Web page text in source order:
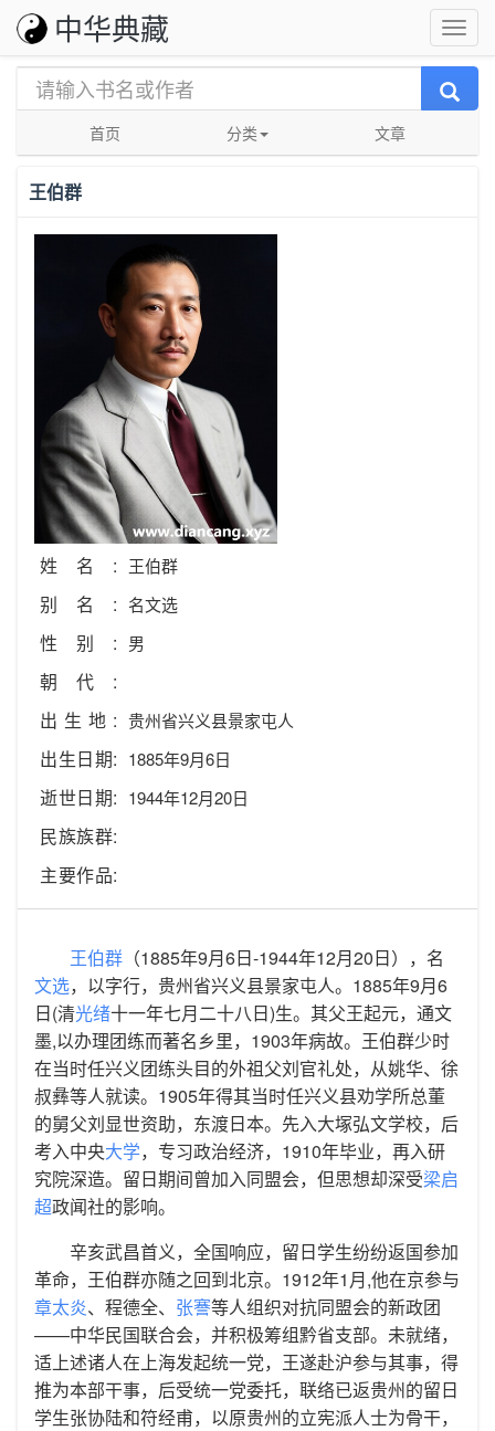
中华典藏
首页 分类 文章
王伯群
姓名: 王伯群
别名: 名文选
性别: 男
朝代:
出生地: 贵州省兴义县景家屯人
出生日期: 1885年9月6日
逝世日期: 1944年12月20日
民族族群:
主要作品:
王伯群 （1885年9月6日-1944年12月20日），名
文选，以字行，贵州省兴义县景家屯人。1885年9月6
日(清光绪十一年七月二十八日)生。其父王起元，通文
墨,以办理团练而著名乡里，1903年病故。王伯群少时
在当时任兴义团练头目的外祖父刘官礼处，从姚华、徐
叔彝等人就读。1905年得其当时任兴义县劝学所总董
的舅父刘显世资助，东渡日本。先入大塚弘文学校，后
考入中央大学，专习政治经济，1910年毕业，再入研
究院深造。留日期间曾加入同盟会，但思想却深受梁启
超政闻社的影响。
辛亥武昌首义，全国响应，留日学生纷纷返国参加
革命，王伯群亦随之回到北京。1912年1月,他在京参与
章太炎、程德全、 张謇等人组织对抗同盟会的新政团
——中华民国联合会，并积极筹组黔省支部。未就绪，
适上述诸人在上海发起统一党，王遂赴沪参与其事，得
推为本部干事，后受统一党委托，联络已返贵州的留日
学生张协陆和符经甫，以原贵州的立宪派人士为骨干，